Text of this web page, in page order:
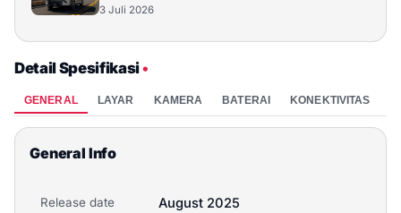
3 Juli 2026
Detail Spesifikasi•
GENERAL LAYAR KAMERA BATERAI KONEKTIVITAS
General Info
Release date August 2025